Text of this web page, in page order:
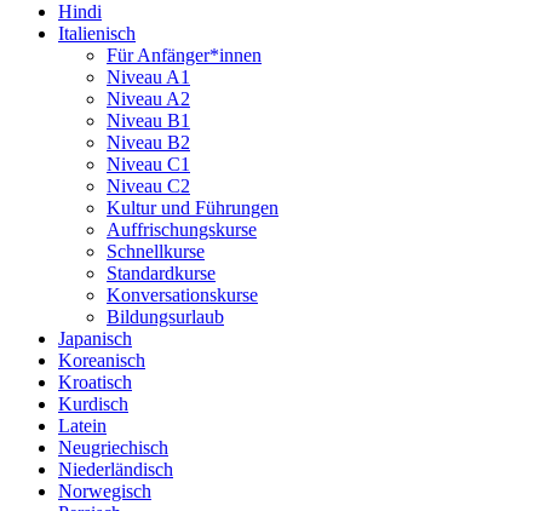
Hindi
Italienisch
Für Anfänger*innen
Niveau A1
Niveau A2
Niveau B1
Niveau B2
Niveau C1
Niveau C2
Kultur und Führungen
Auffrischungskurse
Schnellkurse
Standardkurse
Konversationskurse
Bildungsurlaub
Japanisch
Koreanisch
Kroatisch
Kurdisch
Latein
Neugriechisch
Niederländisch
Norwegisch